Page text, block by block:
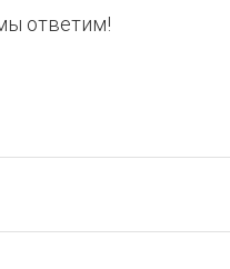
ответим!